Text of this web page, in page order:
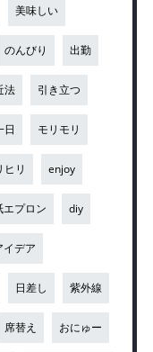
美味しい
のんびり 出勤
法 引き立つ
日 モリモリ
ヒリ enjoy
エプロン diy
イデア
日差し 紫外線
席替え おにゅー